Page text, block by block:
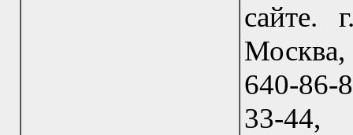
сайте.
Москва,
640-
33-